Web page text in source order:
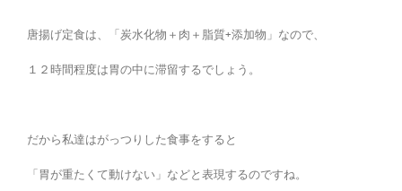
唐揚げ定食は、「炭水化物＋肉＋脂質+添加物」なので、
１２時間程度は胃の中に滞留するでしょう。
だから私達はがっつりした食事をすると
「胃が重たくて動けない」などと表現するのですね。